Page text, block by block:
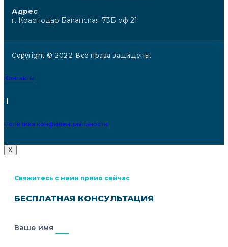
Адрес
г. Краснодар Баканская 73Б оф 21
Copyright © 2022. Все права защищены.
Контакты
Политика конфиденциальности
X
Свяжитесь с нами прямо сейчас
БЕСПЛАТНАЯ КОНСУЛЬТАЦИЯ
Ваше имя